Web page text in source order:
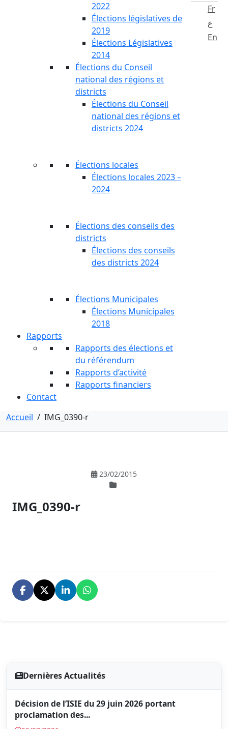
2022
Élections législatives de
2019
Élections Législatives
2014
Élections du Conseil
national des régions et
districts
Élections du Conseil
national des régions et
districts 2024
Élections locales
Élections locales 2023 –
2024
Élections des conseils des
districts
Élections des conseils
des districts 2024
Élections Municipales
Élections Municipales
2018
Rapports
Rapports des élections et
du référendum
Rapports d’activité
Rapports financiers
Contact
Fr
ع
En
Accueil / IMG_0390-r
23/02/2015
IMG_0390-r
Dernières Actualités
Décision de l’ISIE du 29 juin 2026 portant
proclamation des...